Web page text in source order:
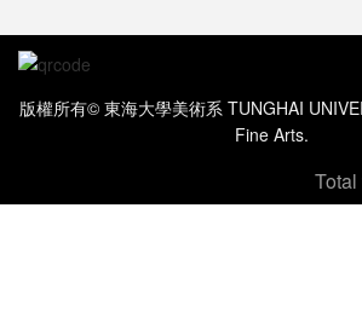
版權所有© 東海大學美術系 TUNGHAI
Fine Arts.
Total